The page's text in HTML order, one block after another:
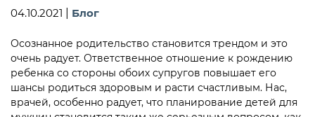
04.10.2021 Блог
Осознанное родительство становится трендом и это
очень радует. Ответственное отношение к рождению
ребенка со стороны обоих супругов повышает его
шансы родиться здоровым и расти счастливым. Нас,
врачей, особенно радует, что планирование детей для